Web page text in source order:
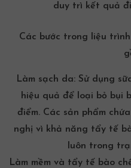
duy trì kết quả
Các bước trong liệu
Làm sạch da: Sử dụng
hiệu quả để loại bỏ bụi
điểm. Các sản phẩm
nghị vì khả năng tẩy tế
luôn trong
Làm mềm và tẩy tế bào